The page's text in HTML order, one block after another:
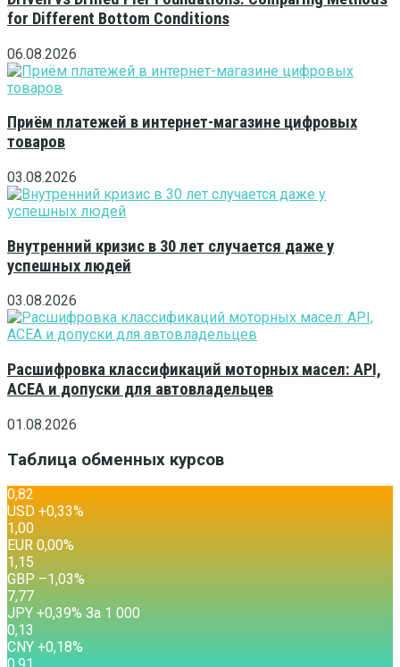
for Different Bottom Conditions
06.08.2026
Приём платежей в интернет-магазине цифровых
товаров
03.08.2026
Внутренний кризис в 30 лет случается даже у
успешных людей
03.08.2026
Расшифровка классификаций моторных масел: API,
ACEA и допуски для автовладельцев
01.08.2026
Таблица обменных курсов
0,82
USD +0,33%
1,00
EUR 0,00%
1,15
GBP –1,03%
7,77
JPY +0,39% За 1 000
0,13
CNY +0,18%